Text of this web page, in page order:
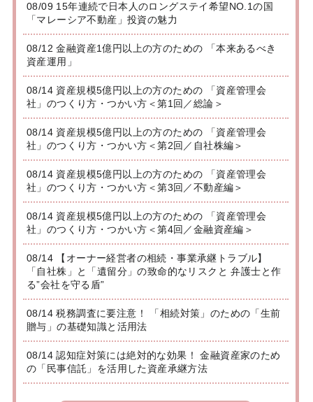
08/09 15年連続で日本人のロングステイ希望NO.1の国
「マレーシア不動産」投資の魅力
08/12 金融資産1億円以上の方のための 「本来あるべき
資産運用」
08/14 資産規模5億円以上の方のための 「資産管理会
社」のつくり方・つかい方＜第1回／総論＞
08/14 資産規模5億円以上の方のための 「資産管理会
社」のつくり方・つかい方＜第2回／自社株編＞
08/14 資産規模5億円以上の方のための 「資産管理会
社」のつくり方・つかい方＜第3回／不動産編＞
08/14 資産規模5億円以上の方のための 「資産管理会
社」のつくり方・つかい方＜第4回／金融資産編＞
08/14 【オーナー経営者の相続・事業承継トラブル】
「自社株」と「遺留分」の致命的なリスクと 弁護士と作
る”会社を守る盾”
08/14 税務調査に要注意！ 「相続対策」のための「生前
贈与」の基礎知識と活用法
08/14 認知症対策には絶対的な効果！ 金融資産家のため
の「民事信託」を活用した資産承継方法